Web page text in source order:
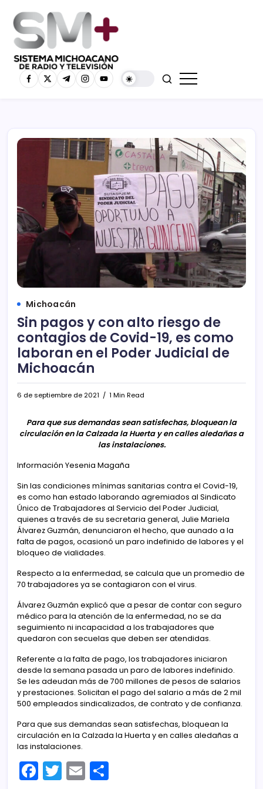
Michoacán
Sin pagos y con alto riesgo de
contagios de Covid-19, es como
laboran en el Poder Judicial de
Michoacán
6 de septiembre de 2021 1 Min Read
Para que sus demandas sean satisfechas, bloquean la
circulación en la Calzada la Huerta y en calles aledañas a
las instalaciones.
Información Yesenia Magaña
Sin las condiciones mínimas sanitarias contra el Covid-19,
es como han estado laborando agremiados al Sindicato
Único de Trabajadores al Servicio del Poder Judicial,
quienes a través de su secretaria general, Julie Mariela
Álvarez Guzmán, denunciaron el hecho, que aunado a la
falta de pagos, ocasionó un paro indefinido de labores y el
bloqueo de vialidades.
Respecto a la enfermedad, se calcula que un promedio de
70 trabajadores ya se contagiaron con el virus.
Álvarez Guzmán explicó que a pesar de contar con seguro
médico para la atención de la enfermedad, no se da
seguimiento ni incapacidad a los trabajadores que
quedaron con secuelas que deben ser atendidas.
Referente a la falta de pago, los trabajadores iniciaron
desde la semana pasada un paro de labores indefinido.
Se les adeudan más de 700 millones de pesos de salarios
y prestaciones. Solicitan el pago del salario a más de 2 mil
500 empleados sindicalizados, de contrato y de confianza.
Para que sus demandas sean satisfechas, bloquean la
circulación en la Calzada la Huerta y en calles aledañas a
las instalaciones.
F T E